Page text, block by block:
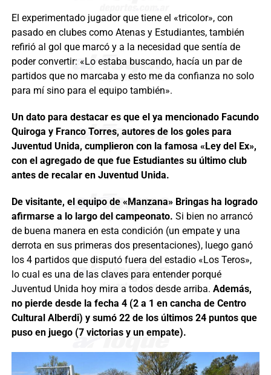
El experimentado jugador que tiene el «tricolor», con
pasado en clubes como Atenas y Estudiantes, también
refirió al gol que marcó y a la necesidad que sentía de
poder convertir: «Lo estaba buscando, hacía un par de
partidos que no marcaba y esto me da confianza no solo
para mí sino para el equipo también».
Un dato para destacar es que el ya mencionado Facundo
Quiroga y Franco Torres, autores de los goles para
Juventud Unida, cumplieron con la famosa «Ley del Ex»,
con el agregado de que fue Estudiantes su último club
antes de recalar en Juventud Unida.
De visitante, el equipo de «Manzana» Bringas ha logrado
afirmarse a lo largo del campeonato. Si bien no arrancó
de buena manera en esta condición (un empate y una
derrota en sus primeras dos presentaciones), luego ganó
los 4 partidos que disputó fuera del estadio «Los Teros»,
lo cual es una de las claves para entender porqué
Juventud Unida hoy mira a todos desde arriba. Además,
no pierde desde la fecha 4 (2 a 1 en cancha de Centro
Cultural Alberdi) y sumó 22 de los últimos 24 puntos que
puso en juego (7 victorias y un empate).